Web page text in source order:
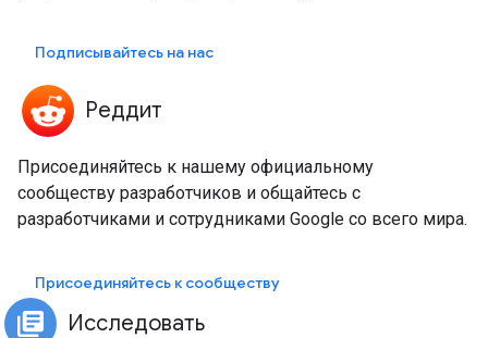
Подписывайтесь на нас
Реддит
Присоединяйтесь к нашему официальному
сообществу разработчиков и общайтесь с
разработчиками и сотрудниками Google со всего мира.
Присоединяйтесь к сообществу
Исследовать